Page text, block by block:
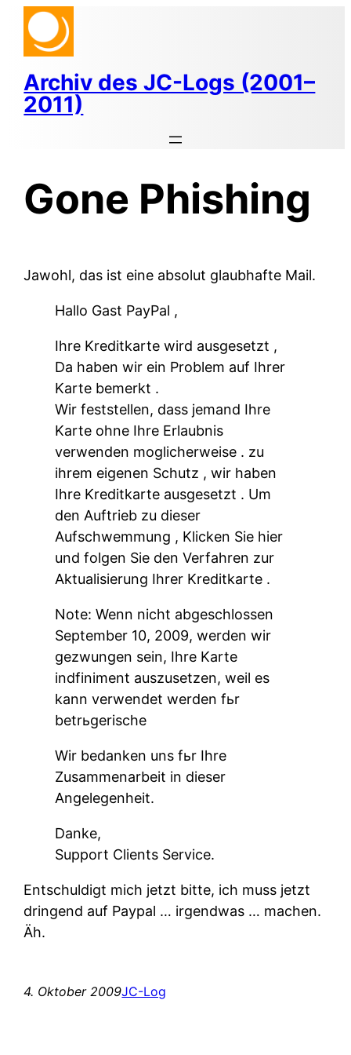
Zum
Inhalt
springen
Archiv des JC-Logs (2001–
2011)
Gone Phishing
Jawohl, das ist eine absolut glaubhafte Mail.
Hallo Gast PayPal ,
Ihre Kreditkarte wird ausgesetzt ,
Da haben wir ein Problem auf Ihrer
Karte bemerkt .
Wir feststellen, dass jemand Ihre
Karte ohne Ihre Erlaubnis
verwenden moglicherweise . zu
ihrem eigenen Schutz , wir haben
Ihre Kreditkarte ausgesetzt . Um
den Auftrieb zu dieser
Aufschwemmung , Klicken Sie hier
und folgen Sie den Verfahren zur
Aktualisierung Ihrer Kreditkarte .
Note: Wenn nicht abgeschlossen
September 10, 2009, werden wir
gezwungen sein, Ihre Karte
indfiniment auszusetzen, weil es
kann verwendet werden fьr
betrьgerische
Wir bedanken uns fьr Ihre
Zusammenarbeit in dieser
Angelegenheit.
Danke,
Support Clients Service.
Entschuldigt mich jetzt bitte, ich muss jetzt
dringend auf Paypal … irgendwas … machen.
Äh.
4. Oktober 2009JC-Log